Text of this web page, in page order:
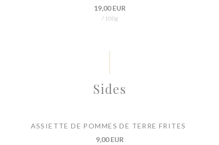
19,00 EUR
/ 100g
Sides
ASSIETTE DE POMMES DE TERRE FRITES
9,00 EUR